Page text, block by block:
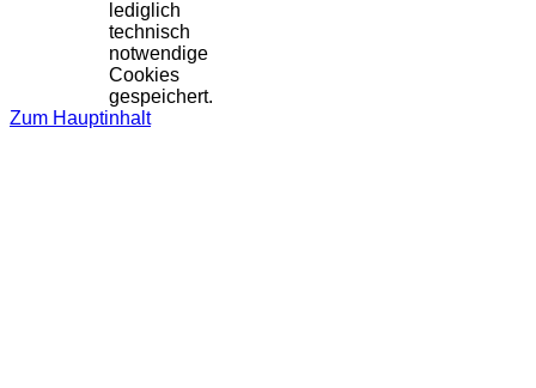
lediglich
technisch
notwendige
Cookies
gespeichert.
Zum Hauptinhalt